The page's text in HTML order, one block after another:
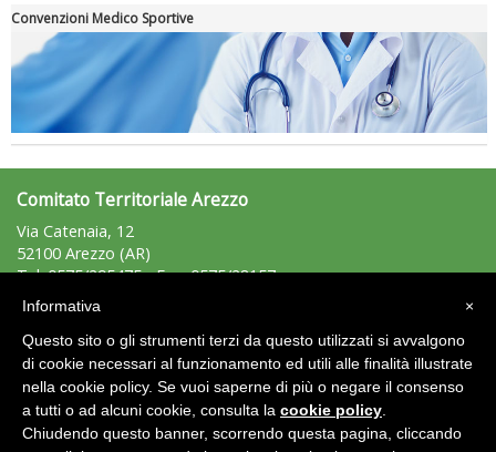
Tiziano Pesce a Radio InBlu2000 traccia il bilancio della stagione
Ddl Lobby, Uisp: “Il Parlamento valorizzi le nostre specificità"
Convenzioni Medico Sportive
Comitato Territoriale Arezzo
Via Catenaia, 12
52100 Arezzo (AR)
Tel: 0575/295475 - Fax: 0575/28157
e-mail:arezzo@uisp.it
P.Iva: 01389860519
Area Riservata 2.0
×
Informativa
Questo sito o gli strumenti terzi da questo utilizzati si avvalgono
di cookie necessari al funzionamento ed utili alle finalità illustrate
nella cookie policy. Se vuoi saperne di più o negare il consenso
a tutti o ad alcuni cookie, consulta la cookie policy
Chiudendo questo banner, scorrendo questa pagina, cliccando